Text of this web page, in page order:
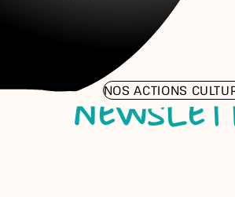
NOS ACTIONS